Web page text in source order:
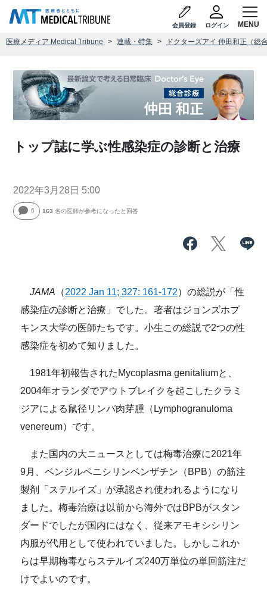
会員登録 ログイン
医療メディア Medical Tribune 連載・特集 ドクターズアイ 仲田和正（総
トップ誌に学ぶ性感染症の診断と治療
2022年3月28日 5:00
6 163 名の医師が参考になったと回答
JAMA （2022 Jan 11; 327: 161-172）の総説が「性
感染症の診断と治療」でした。著者はジョンズホプ
キンス大学の医師たちです。小生この総説で2つの性
感染症を初めて知りました。
1981年初報告されたMycoplasma genitaliumと、
2004年オランダでアウトブレイクを起こしたクラミ
ジアによる鼠径リンパ肉芽腫（Lymphogranuloma
venereum）です。
また国内の大ニュースとしては梅毒治療に2021年
9月、ベンジルペニシリンベンザチン（BPB）の筋注
製剤「ステルイズ」が承認され使われるようになり
ました。梅毒治療は以前から海外ではBPBがスタン
ダードでしたが国内にはなく、従来アモキシシリン
内服が代用として使われていました。しかしこれか
らは早期梅毒ならステルイズ240万単位の単回筋注だ
けでよいのです。